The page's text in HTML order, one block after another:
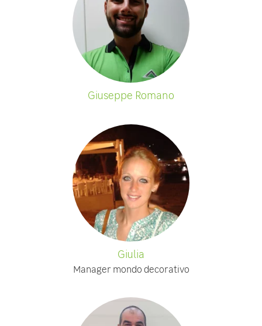
Giuseppe Romano
Giulia
Manager mondo decorativo